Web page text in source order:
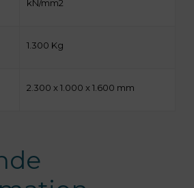
kN/mm2
1.300 Kg
2.300 x 1.000 x 1.600 mm